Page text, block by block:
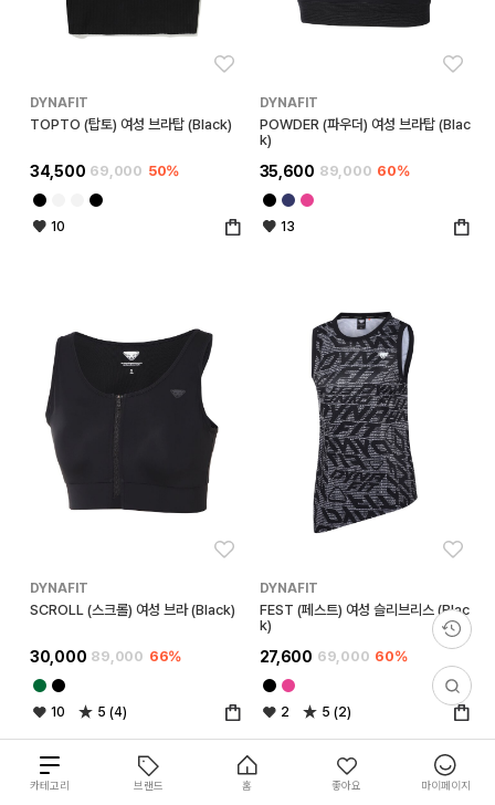
DYNAFIT
TOPTO (탑토) 여성 브라탑 (Black)
34,500 69,000 50%
10
DYNAFIT
POWDER (파우더) 여성 브라탑 (Blac
k)
35,600 89,000 60%
13
DYNAFIT
SCROLL (스크롤) 여성 브라 (Black)
30,000 89,000 66%
10 5 (4)
DYNAFIT
FEST (페스트) 여성 슬리브리스 (Blac
k)
27,600 69,000 60%
2 5 (2)
카테고리 브랜드 홈 좋아요 마이페이지